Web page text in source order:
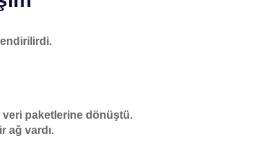
veri paketlerine dönüştü.
ağ vardı.